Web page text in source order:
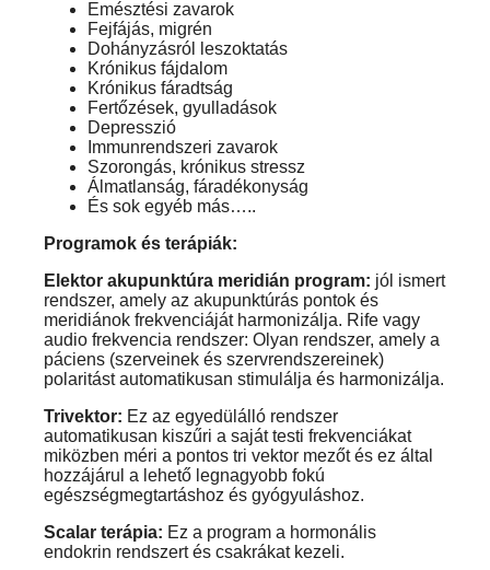
Emésztési zavarok
Fejfájás, migrén
Dohányzásról leszoktatás
Krónikus fájdalom
Krónikus fáradtság
Fertőzések, gyulladások
Depresszió
Immunrendszeri zavarok
Szorongás, krónikus stressz
Álmatlanság, fáradékonyság
És sok egyéb más…..
Programok és terápiák:
Elektor akupunktúra meridián program: jól ismert
rendszer, amely az akupunktúrás pontok és
meridiánok frekvenciáját harmonizálja. Rife vagy
audio frekvencia rendszer: Olyan rendszer, amely a
páciens (szerveinek és szervrendszereinek)
polaritást automatikusan stimulálja és harmonizálja.
Trivektor: Ez az egyedülálló rendszer
automatikusan kiszűri a saját testi frekvenciákat
miközben méri a pontos tri vektor mezőt és ez által
hozzájárul a lehető legnagyobb fokú
egészségmegtartáshoz és gyógyuláshoz.
Scalar terápia: Ez a program a hormonális
endokrin rendszert és csakrákat kezeli.